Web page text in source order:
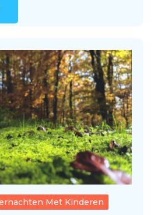
Met Kinderen